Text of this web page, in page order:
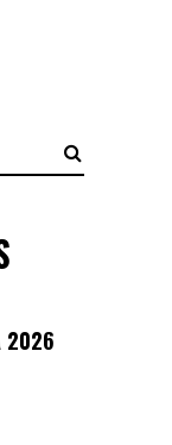
2026